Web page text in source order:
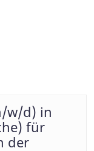
w/d) in
für
der